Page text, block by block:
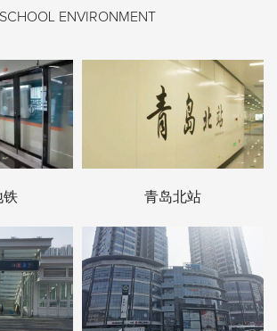
SCHOOL ENVIRONMENT
铁 青岛北站